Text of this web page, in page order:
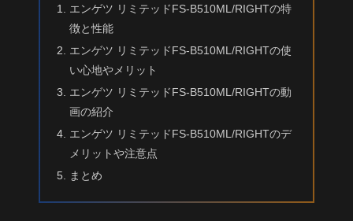
エンゲツ リミテッドFS-B510ML/RIGHTの特
徴と性能
エンゲツ リミテッドFS-B510ML/RIGHTの使
い心地やメリット
エンゲツ リミテッドFS-B510ML/RIGHTの動
画の紹介
エンゲツ リミテッドFS-B510ML/RIGHTのデ
メリットや注意点
まとめ